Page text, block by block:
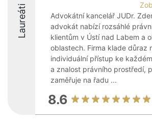
Laureáti
Advokátní kancelář JUDr.
advokát nabízí rozsáhlé
klientům v Ústí nad Labem a
oblastech. Firma klade důraz
individuální přístup ke
a znalost právního prostředí,
zaměřuje na řadu ...
8.6